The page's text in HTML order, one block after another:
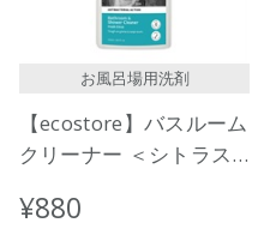
お風呂場用洗剤
【ecostore】バスルーム
クリーナー ＜シトラス
¥880